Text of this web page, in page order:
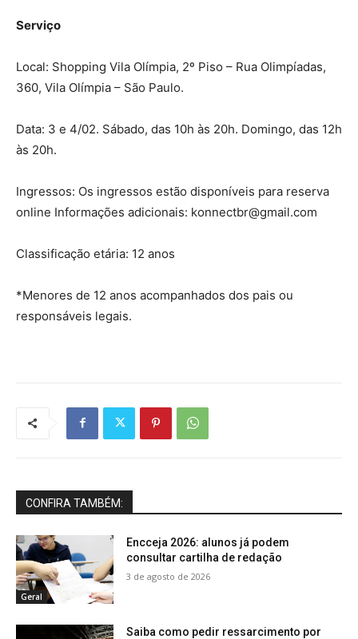
Serviço
Local: Shopping Vila Olímpia, 2º Piso – Rua Olimpíadas,
360, Vila Olímpia – São Paulo.
Data: 3 e 4/02. Sábado, das 10h às 20h. Domingo, das 12h
às 20h.
Ingressos: Os ingressos estão disponíveis para reserva
online Informações adicionais: konnectbr@gmail.com
Classificação etária: 12 anos
*Menores de 12 anos acompanhados dos pais ou
responsáveis legais.
CONFIRA TAMBÉM:
Geral
Encceja 2026: alunos já podem
consultar cartilha de redação
3 de agosto de 2026
Saiba como pedir ressarcimento por